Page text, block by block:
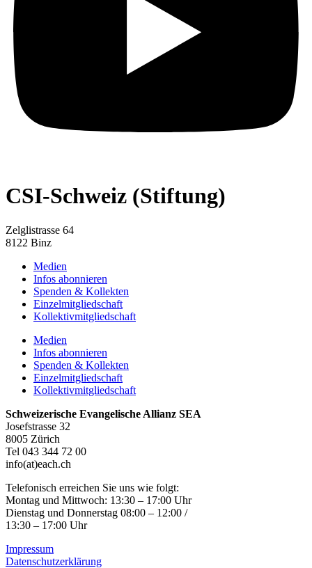
CSI-Schweiz (Stiftung)
Zelglistrasse 64
8122 Binz
Medien
Infos abonnieren
Spenden & Kollekten
Einzelmitgliedschaft
Kollektivmitgliedschaft
Medien
Infos abonnieren
Spenden & Kollekten
Einzelmitgliedschaft
Kollektivmitgliedschaft
Schweizerische Evangelische Allianz SEA
Josefstrasse 32
8005 Zürich
Tel 043 344 72 00
info(at)each.ch
Telefonisch erreichen Sie uns wie folgt:
Montag und Mittwoch: 13:30 – 17:00 Uhr
Dienstag und Donnerstag 08:00 – 12:00 /
13:30 – 17:00 Uhr
Impressum
Datenschutzerklärung